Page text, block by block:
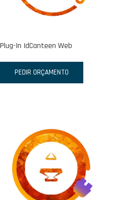
Plug-In IdCanteen Web
PEDIR ORÇAMENTO